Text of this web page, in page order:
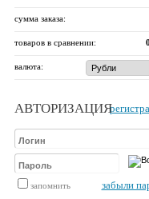
сумма заказа:
товаров в сравнении: 0
валюта:
АВТОРИЗАЦИЯ
запомнить забыли